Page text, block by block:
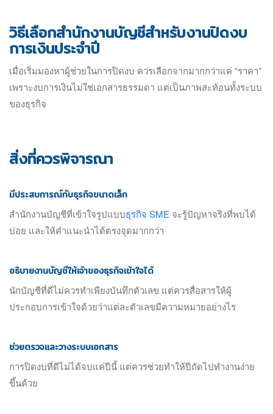
วิธีเลือกสำนักงานบัญชีสำหรับงานปิดงบ
การเงินประจำปี
เมื่อเริ่มมองหาผู้ช่วยในการปิดงบ ควรเลือกจากมากกว่าแค่ “ราคา”
เพราะงบการเงินไม่ใช่เอกสารธรรมดา แต่เป็นภาพสะท้อนทั้งระบบ
ของธุรกิจ
สิ่งที่ควรพิจารณา
มีประสบการณ์กับธุรกิจขนาดเล็ก
สำนักงานบัญชีที่เข้าใจรูปแบบธุรกิจ SME จะรู้ปัญหาจริงที่พบได้
บ่อย และให้คำแนะนำได้ตรงจุดมากกว่า
อธิบายงานบัญชีให้เจ้าของธุรกิจเข้าใจได้
นักบัญชีที่ดีไม่ควรทำเพียงบันทึกตัวเลข แต่ควรสื่อสารให้ผู้
ประกอบการเข้าใจด้วยว่าแต่ละตัวเลขมีความหมายอย่างไร
ช่วยตรวจและวางระบบเอกสาร
การปิดงบที่ดีไม่ได้จบแค่ปีนี้ แต่ควรช่วยทำให้ปีถัดไปทำงานง่าย
ขึ้นด้วย